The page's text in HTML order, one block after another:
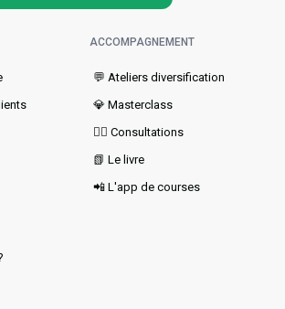
ACCOMPAGNEMENT
💬 Ateliers diversification
💎 Masterclass
👩‍⚕️ Consultations
📗 Le livre
📲 L'app de courses